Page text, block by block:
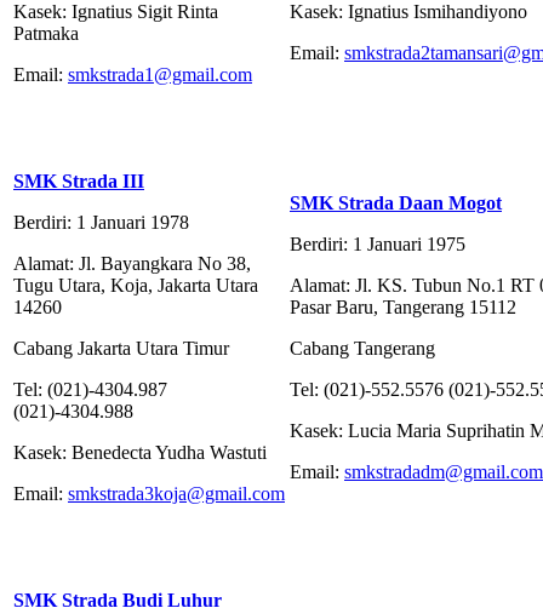
Kasek: Ignatius Sigit Rinta
Patmaka
Email: smkstrada1@gmail.com
Kasek: Ignatius Ismihandiyono
Email:
SMK Strada III
Berdiri: 1 Januari 1978
Alamat: Jl. Bayangkara No 38,
Tugu Utara, Koja, Jakarta Utara
14260
Cabang Jakarta Utara Timur
Tel: (021)-4304.987
(021)-4304.988
Kasek: Benedecta Yudha Wastuti
Email: smkstrada3koja@gmail.com
SMK Strada Daan Mogot
Berdiri: 1 Januari 1975
Alamat: Jl. KS. Tubun No.1 RT
Pasar Baru, Tangerang 15112
Cabang Tangerang
Tel: (021)-552.5576 (021)-
Kasek: Lucia Maria Suprihatin
Email: smkstradadm@gmail.com
SMK Strada Budi Luhur